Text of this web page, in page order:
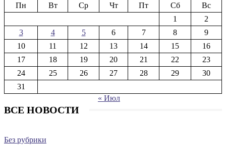
Пн
Вт Ср Чт Пт Сб
Вс
1
2
3
4 5 6 7 8
9
10
11 12 13 14 15
16
17
18 19 20 21 22
23
24
25 26 27 28 29
30
31
« Июл
ВСЕ НОВОСТИ
Без рубрики